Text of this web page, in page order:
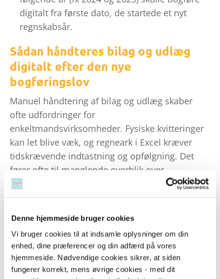
Denne hjemmeside bruger cookies
Vi bruger cookies til at indsamle oplysninger om din
enhed, dine præferencer og din adfærd på vores
hjemmeside. Nødvendige cookies sikrer, at siden
fungerer korrekt, mens øvrige cookies - med dit
digitalt fra første dato, de startede et nyt
regnskabsår.
Sådan håndteres bilag og udlæg
digitalt efter den nye
bogføringslov
Manuel håndtering af bilag og udlæg skaber
ofte udfordringer for
enkeltmandsvirksomheder. Fysiske kvitteringer
kan let blive væk, og regneark i Excel kræver
tidskrævende indtastning og opfølgning. Det
fører ofte til manglende overblik over
virksomhedens udgifter.
processen digital. Du tager blot et billede af
kvitteringen med din mobil, hvorefter beløbet
automatisk registreres via OCR-scanning.
Herefter sendes bilaget direkte til godkendelse i
ét samlet workflow. Alle bilag, udlæg og kørsel